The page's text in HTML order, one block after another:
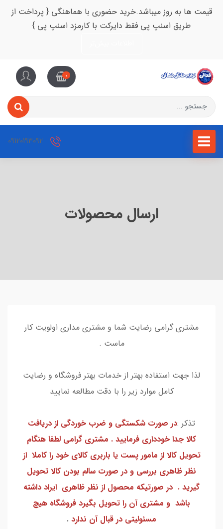
قیمت ها به روز میباشد.خرید حضوری با هماهنگی { پرداخت از
طریق اسنپ پی فقط دایرکت با کارمزد اسنپ پی }
0
ارسال محصولات
مشتری گرامی رضایت شما و مشتری مداری اولویت کار
ماست .
لذا جهت استفاده بهتر از خدمات بهتر فروشگاه و رضایت
کامل موارد زیر را با دقت مطالعه نمایید
تذکر :در صورت شکستگی و ضرب خوردگی از دریافت
کالا جدا خودداری فرمایید . مشتری گرامی لطفا هنگام
تحویل کالا از مامور پست یا باربری کالای خود را کاملا از
نظر ظاهری بررسی و در صورت سالم بودن کالا تحویل
گیرید . در صورتیکه محصول از نظر ظاهری ایراد داشته
باشد و مشتری آن را تحویل بگیرد فروشگاه هیچ
مسئولیتی در قبال آن ندارد .